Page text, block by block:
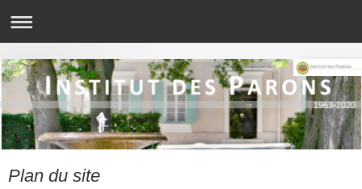
1963-2020
Plan du site